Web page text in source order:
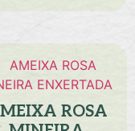
ROSA